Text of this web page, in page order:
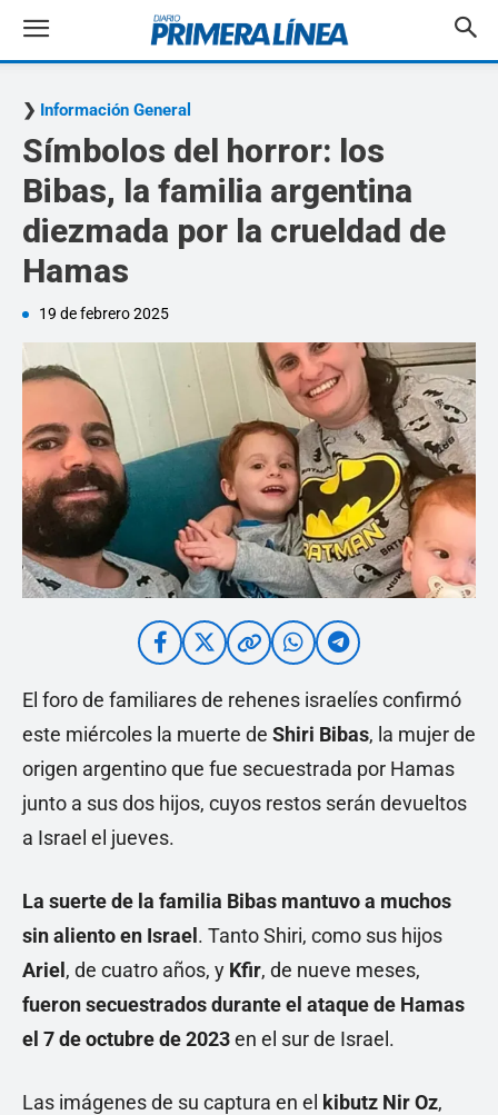
Información General
Símbolos del horror: los
Bibas, la familia argentina
diezmada por la crueldad de
Hamas
19 de febrero 2025
El foro de familiares de rehenes israelíes confirmó
este miércoles la muerte de Shiri Bibas, la mujer de
origen argentino que fue secuestrada por Hamas
junto a sus dos hijos, cuyos restos serán devueltos
a Israel el jueves.
La suerte de la familia Bibas mantuvo a muchos
sin aliento en Israel. Tanto Shiri, como sus hijos
Ariel, de cuatro años, y Kfir, de nueve meses,
fueron secuestrados durante el ataque de Hamas
el 7 de octubre de 2023en el sur de Israel.
Las imágenes de su captura en el kibutz Nir Oz,